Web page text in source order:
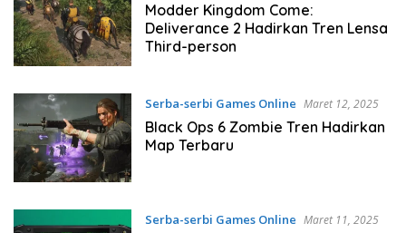
Modder Kingdom Come:
Deliverance 2 Hadirkan Tren Lensa
Third-person
Serba-serbi Games Online Maret 12, 2025
Black Ops 6 Zombie Tren Hadirkan
Map Terbaru
Serba-serbi Games Online Maret 11, 2025